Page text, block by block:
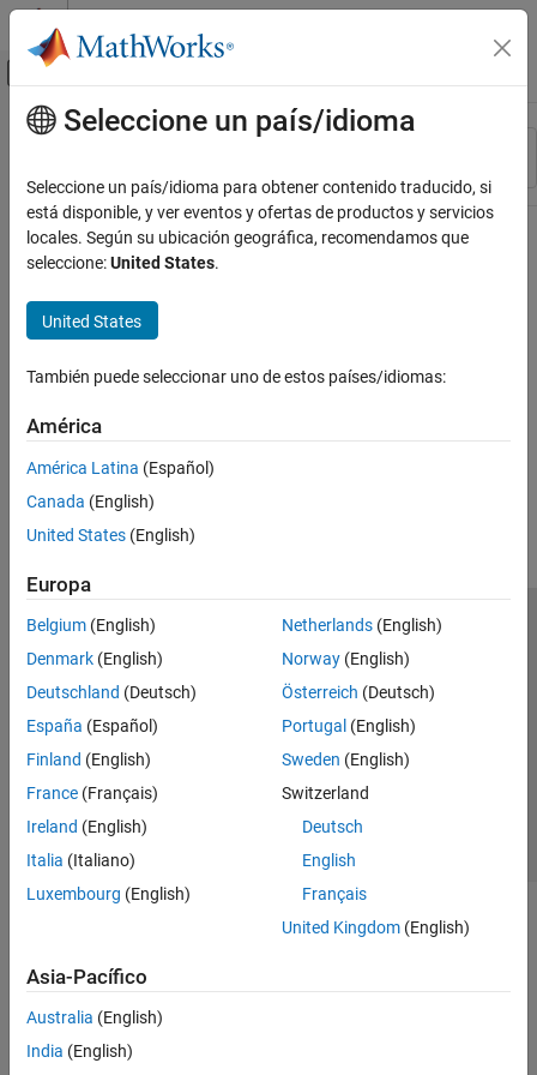
Saltar al contenido
Mostrar/ocultar menú de navegación
Recurso
Contenido principal
Seleccione un país/idioma
Seleccione un país/idioma para obtener contenido traducido, si
está disponible, y ver eventos y ofertas de productos y servicios
locales. Según su ubicación geográfica, recomendamos que
seleccione:United States.
United States
También puede seleccionar uno de estos países/idiomas:
América
América Latina (Español)
Canada (English)
United States (English)
Europa
Belgium (English)
Denmark (English)
Deutschland (Deutsch)
España (Español)
Finland (English)
France (Français)
Ireland (English)
Italia (Italiano)
Luxembourg (English)
Netherlands(English)
Norway(English)
Österreich (Deutsch)
Portugal (English)
Sweden (English)
Switzerland
Deutsch
English
Français
United Kingdom(English)
Asia-Pacífico
Australia (English)
India (English)
Centro de confianza
Marcas comerciales
Política de privacidad
Antipiratería
Estado de las aplicaciones
Información de contacto
© 1994-2026 The MathWorks, Inc.
Seleccione un país/